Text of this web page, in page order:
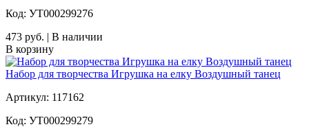
Код: УТ000299276
473 руб. | В наличии
В корзину
Набор для творчества Игрушка на елку Воздушный танец
Артикул: 117162
Код: УТ000299279